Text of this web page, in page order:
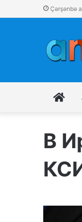
Çərşənbə
İLK
В